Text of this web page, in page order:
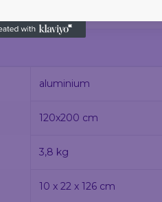
aluminium
120x200 cm
3,8 kg
10 x 22 x 126 cm